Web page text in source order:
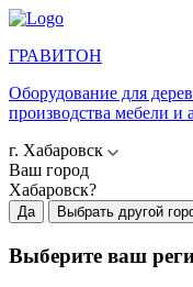
ГРАВИТОН
Оборудование для
производства мебели и
г. Хабаровск
Ваш город
Хабаровск?
Да Выбрать другой
Выберите ваш